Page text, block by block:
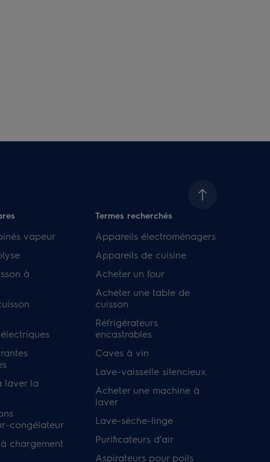
vapeur
à
laver la
congélateur
chargement
Termes recherchés
Appareils électroménagers
Appareils de cuisine
Acheter un four
Acheter une table de
cuisson
Réfrigérateurs
encastrables
Caves à vin
Lave-vaisselle silencieux
Acheter une machine à
laver
Lave-sèche-linge
Purificateurs d’air
Aspirateurs pour poils